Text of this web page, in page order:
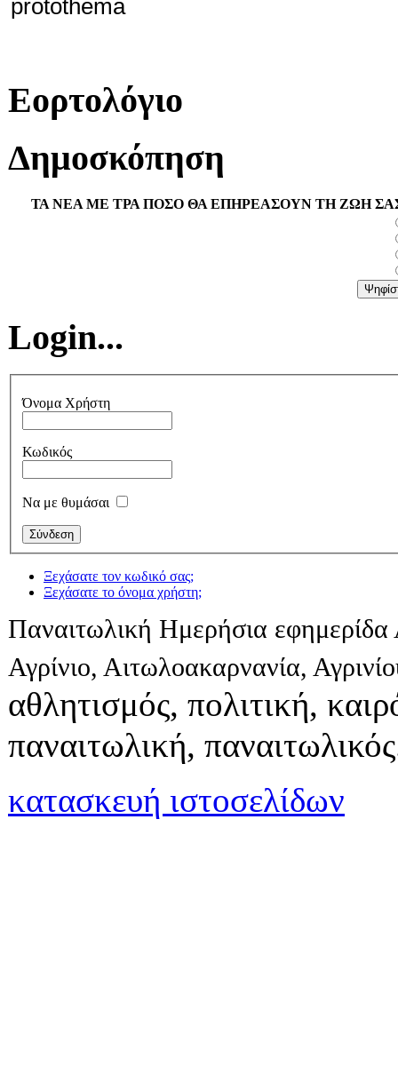
protothema
Εορτολόγιο
Δημοσκόπηση
ΤΑ ΝΕΑ ΜΕ ΤΡΑ ΠΟΣΟ ΘΑ ΕΠΗΡΕΑΣΟΥΝ ΤΗ ΖΩΗ
Login...
Όνομα Χρήστη
Κωδικός
Να με θυμάσαι
Ξεχάσατε τον κωδικό σας;
Ξεχάσατε το όνομα χρήστη;
Παναιτωλική Ημερήσια εφημερίδα
Αγρίνιο, Αιτωλοακαρνανία,
αθλητισμός, πολιτική,
παναιτωλική,
κατασκευή ιστοσελίδων